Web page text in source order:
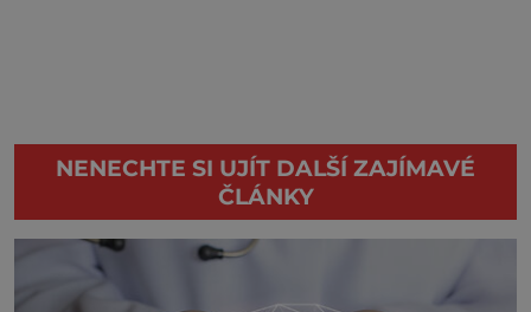
NENECHTE SI UJÍT DALŠÍ ZAJÍMAVÉ
ČLÁNKY